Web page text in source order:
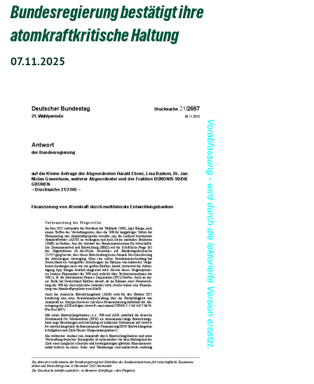
Bundesregierung bestätigt ihre
atomkraftkritische Haltung
07.11.2025